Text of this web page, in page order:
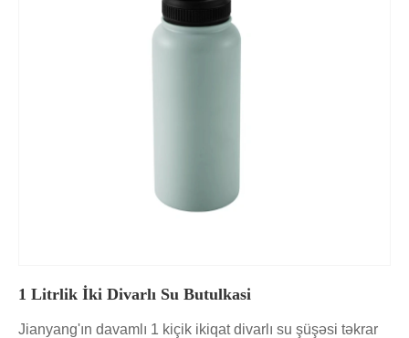
1 Litrlik İki Divarlı Su Butulkasi
Jianyang'ın davamlı 1 kiçik ikiqat divarlı su şüşəsi təkrar